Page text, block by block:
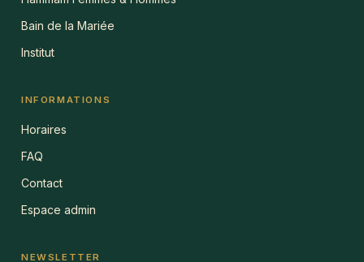
Bain de la Mariée
Institut
INFORMATIONS
Horaires
FAQ
Contact
Espace admin
NEWSLETTER